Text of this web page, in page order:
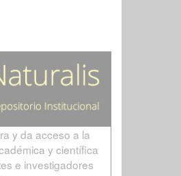
y da acceso a la
y científica
e investigadores